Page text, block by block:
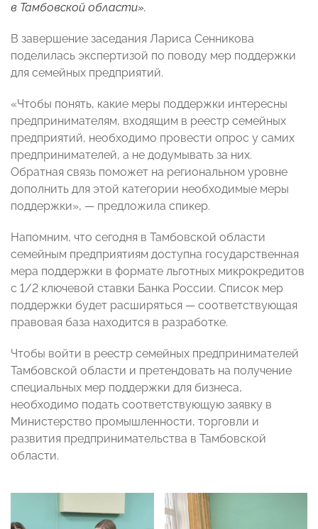
в Тамбовской области».
В завершение заседания Лариса Сенникова
поделилась экспертизой по поводу мер поддержки
для семейных предприятий.
«Чтобы понять, какие меры поддержки интересны
предпринимателям, входящим в реестр семейных
предприятий, необходимо провести опрос у самих
предпринимателей, а не додумывать за них.
Обратная связь поможет на региональном уровне
дополнить для этой категории необходимые меры
поддержки», — предложила спикер.
Напомним, что сегодня в Тамбовской области
семейным предприятиям доступна государственная
мера поддержки в формате льготных микрокредитов
с 1/2 ключевой ставки Банка России. Список мер
поддержки будет расширяться — соответствующая
правовая база находится в разработке.
Чтобы войти в реестр семейных предпринимателей
Тамбовской области и претендовать на получение
специальных мер поддержки для бизнеса,
необходимо подать соответствующую заявку в
Министерство промышленности, торговли и
развития предпринимательства в Тамбовской
области.